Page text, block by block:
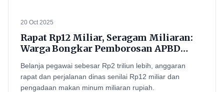
20 Oct 2025
Rapat Rp12 Miliar, Seragam Miliaran:
Warga Bongkar Pemborosan APBD
Belanja pegawai sebesar Rp2 triliun lebih, anggaran
rapat dan perjalanan dinas senilai Rp12 miliar dan
pengadaan makan minum miliaran rupiah.